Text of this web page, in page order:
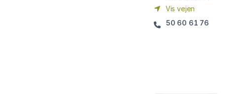
Vis vejen
50 60 61 76